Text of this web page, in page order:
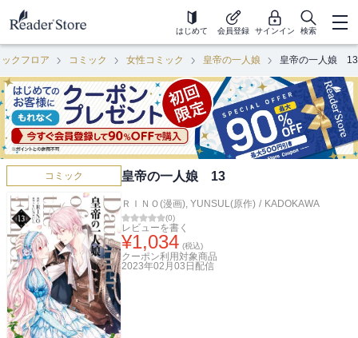
はじめて 会員登録 サインイン 検索
クフロア コミック 女性コミック 皇帝の一人娘 皇帝の一人娘 13
コミック 皇帝の一人娘 13
ＲＩＮＯ(漫画), YUNSUL(原作) / KADOKAWA
(0)
レビューを書く
¥1,034 (税込)
クーポン利用対象商品
2023年02月03日 配信